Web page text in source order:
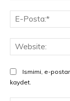
Ismimi, e-
kaydet.